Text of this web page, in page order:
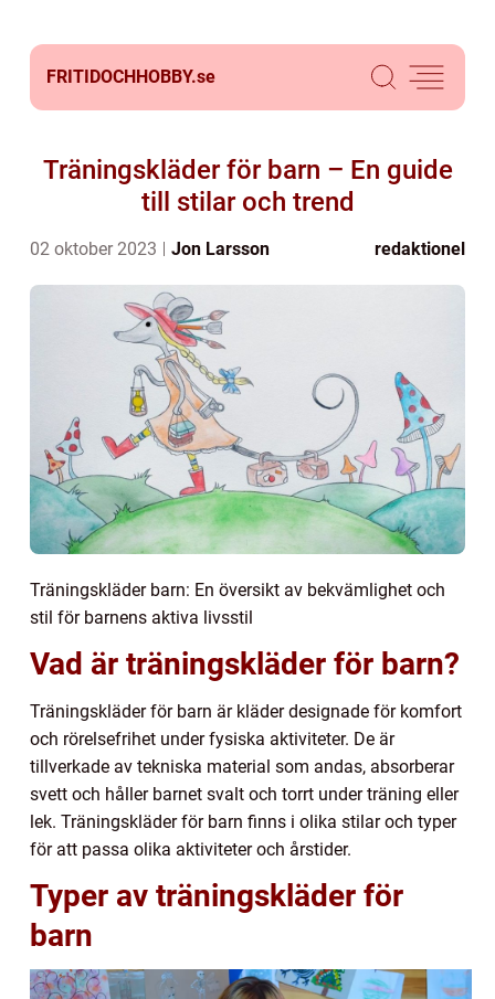
FRITIDOCHHOBBY.se
Träningskläder för barn – En guide
till stilar och trend
02 oktober 2023 Jon Larsson redaktionel
Träningskläder barn: En översikt av bekvämlighet och
stil för barnens aktiva livsstil
Vad är träningskläder för barn?
Träningskläder för barn är kläder designade för komfort
och rörelsefrihet under fysiska aktiviteter. De är
tillverkade av tekniska material som andas, absorberar
svett och håller barnet svalt och torrt under träning eller
lek. Träningskläder för barn finns i olika stilar och typer
för att passa olika aktiviteter och årstider.
Typer av träningskläder för
barn